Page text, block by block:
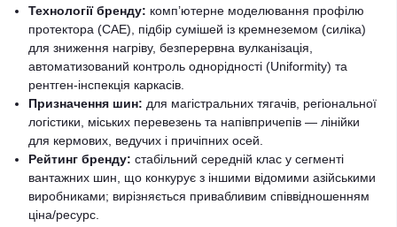
Технології бренду: комп’ютерне моделювання профілю
протектора (CAE), підбір сумішей із кремнеземом (силіка)
для зниження нагріву, безперервна вулканізація,
автоматизований контроль однорідності (Uniformity) та
рентген-інспекція каркасів.
Призначення шин: для магістральних тягачів, регіональної
логістики, міських перевезень та напівпричепів — лінійки
для кермових, ведучих і причіпних осей.
Рейтинг бренду: стабільний середній клас у сегменті
вантажних шин, що конкурує з іншими відомими азійськими
виробниками; вирізняється привабливим співвідношенням
ціна/ресурс.